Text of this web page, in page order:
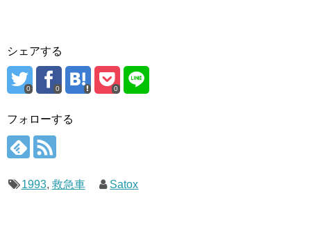
シェアする
0 0 0
フォローする
1993, 救急車 Satox